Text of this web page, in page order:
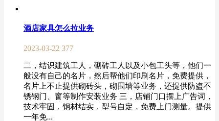
酒店家具怎么拉业务
2023-03-22 377
二，结识建筑工人，砌砖工人以及小包工头等，他们一
般没有自己的名片，然后帮他们印刷名片，免费提供，
名片上不止提供砌砖头，砌围墙等业务，还提供防盗不
锈钢门、窗等制作安装业务 三，店铺门口摆上广告词，
技术牢固，钢材结实，型号自定，免费上门测量。提供
一年免...